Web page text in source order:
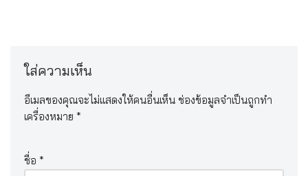
ใส่ความเห็น
อีเมลของคุณจะไม่แสดงให้คนอื่นเห็น ช่องข้อมูลจำเป็นถูกทำ
เครื่องหมาย *
ชื่อ *